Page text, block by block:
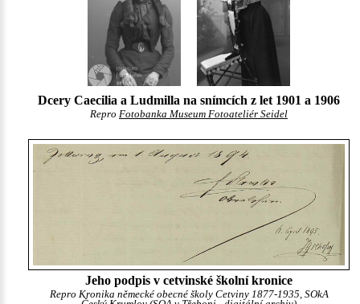
Dcery Caecilia a Ludmilla na snímcích z let 1901 a 1906
Repro Fotobanka Museum Fotoateliér Seidel
Jeho podpis v cetvinské školní kronice
Repro Kronika německé obecné školy Cetviny 1877-1935, SOkA